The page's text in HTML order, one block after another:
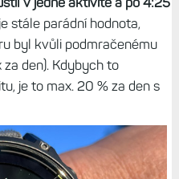
stále parádní hodnota,
byl kvůli podmračenému
za den). Kdybych to
je to max. 20 % za den s